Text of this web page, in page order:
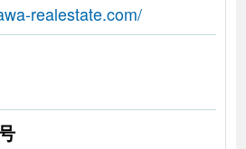
realestate.com/